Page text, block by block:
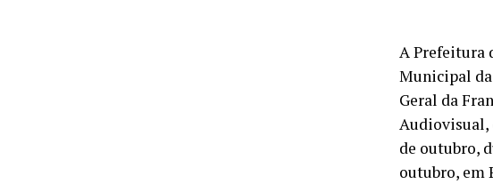
A Prefeitura
Municipal
Geral da
Audiovisual,
de outubro,
outubro, em